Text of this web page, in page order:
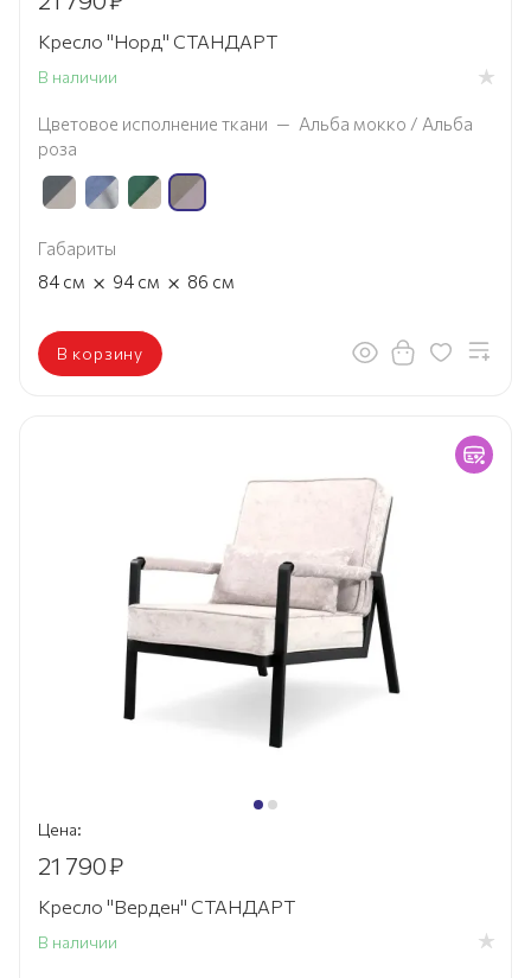
Кресло "Норд" СТАНДАРТ
В наличии
Цветовое исполнение ткани — Альба мокко / Альба
роза
Габариты
84 см × 94 см × 86 см
В корзину
Цена:
21 790₽
Кресло "Верден" СТАНДАРТ
В наличии